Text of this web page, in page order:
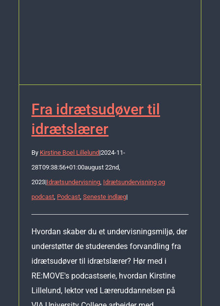
Fra idrætsudøver til
idrætslærer
By Kirstine Boel Lillelund|2024-11-
28T09:38:56+01:00august 22nd,
2023|Idrætsundervisning, Idrætsundervisning og
podcast, Podcast, Seneste indlæg|
Hvordan skaber du et undervisningsmiljø, der
understøtter de studerendes forvandling fra
idrætsudøver til idrætslærer? Hør med i
RE:MOVE's podcastserie, hvordan Kirstine
Lillelund, lektor ved Læreruddannelsen på